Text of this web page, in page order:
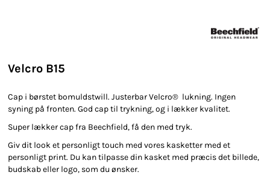
Velcro B15
Cap i børstet bomuldstwill. Justerbar Velcro® lukning. Ingen
syning på fronten. God cap til trykning, og i lækker kvalitet.
Super lækker cap fra Beechfield, få den med tryk.
Giv dit look et personligt touch med vores kasketter med et
personligt print. Du kan tilpasse din kasket med præcis det billede,
budskab eller logo, som du ønsker.